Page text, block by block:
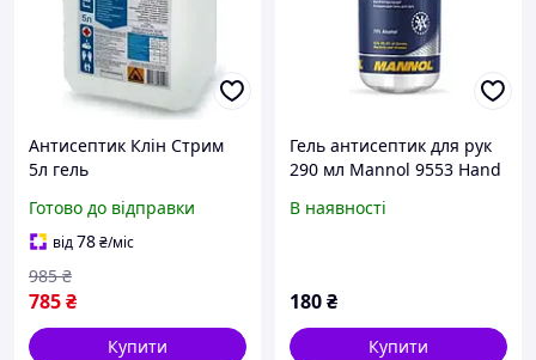
Антисептик Клін Стрим
5л гель
Готово до відправки
від78₴/міс
785₴
985 ₴
Купити
Гель антисептик для рук
290 мл Mannol 9553 Hand
В наявності
180₴
Купити